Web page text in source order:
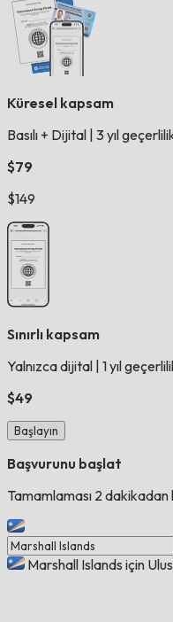
Küresel kapsam
Basılı + Dijital 3 yıl
$79
$149
Sınırlı kapsam
Yalnızca dijital 1 yıl
$49
Başlayın
Başvurunu başlat
Tamamlaması 2 dakikadan
Marshall Islands için